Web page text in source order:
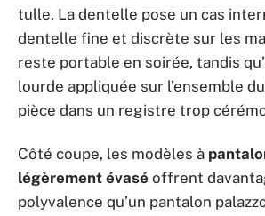
tulle. La dentelle pose un cas
dentelle fine et discrète sur les
reste portable en soirée, tandis
lourde appliquée sur l’ensemble
pièce dans un registre trop
Côté coupe, les modèles à
légèrement évasé offrent
polyvalence qu’un pantalon